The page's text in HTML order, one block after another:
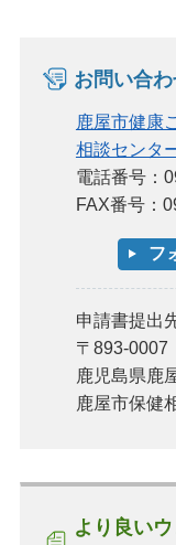
お問い合
鹿屋市健康
相談センタ
電話番号：
FAX番号：
申請書提出
〒893-0007
鹿児島県鹿
鹿屋市保健
より良い